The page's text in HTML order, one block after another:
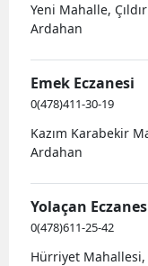
Yeni Mahalle,
Ardahan
Emek Eczanesi
0(478)411-30-19
Kazım Karabekir
Ardahan
Yolaçan
0(478)611-25-42
Hürriyet